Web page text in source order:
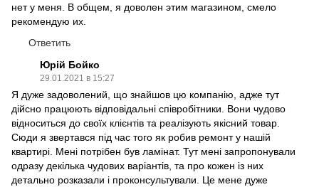
нет у меня. В общем, я доволен этим магазином, смело
рекомендую их.
Ответить
Юрій Бойко
29.01.2021 в 15:27
Я дуже задоволений, що знайшов цю компанію, адже тут
дійсно працюють відповідальні співробітники. Вони чудово
відноситься до своїх клієнтів та реалізують якісний товар.
Сюди я звертався під час того як робив ремонт у нашій
квартирі. Мені потрібен був ламінат. Тут мені запропонували
одразу декілька чудових варіантів, та про кожен із них
детально розказали і проконсультували. Це мене дуже